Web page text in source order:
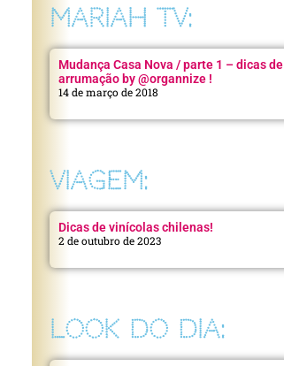
MARIAH TV:
Mudança Casa Nova / parte 1 – dicas de
arrumação by @organnize !
14 de março de 2018
VIAGEM:
Dicas de vinícolas chilenas!
2 de outubro de 2023
LOOK DO DIA: